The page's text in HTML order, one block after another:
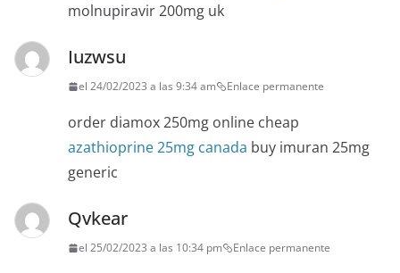
molnupiravir 200mg uk
Iuzwsu
el 24/02/2023 a las 9:34 am Enlace permanente
order diamox 250mg online cheap
azathioprine 25mg canada buy imuran 25mg
generic
Qvkear
el 25/02/2023 a las 10:34 pm Enlace permanente